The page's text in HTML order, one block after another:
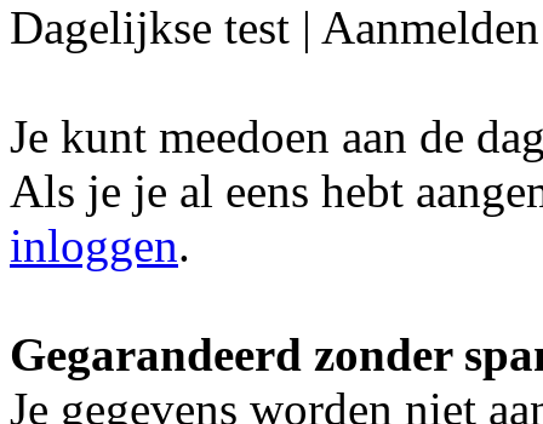
Dagelijkse test | Aanmelden
Je kunt meedoen aan de
Als je je al eens hebt
inloggen.
Gegarandeerd zonder
Je gegevens worden niet